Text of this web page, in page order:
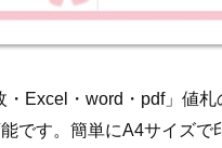
Excel・word・pdf」値
です。簡単にA4サイズ